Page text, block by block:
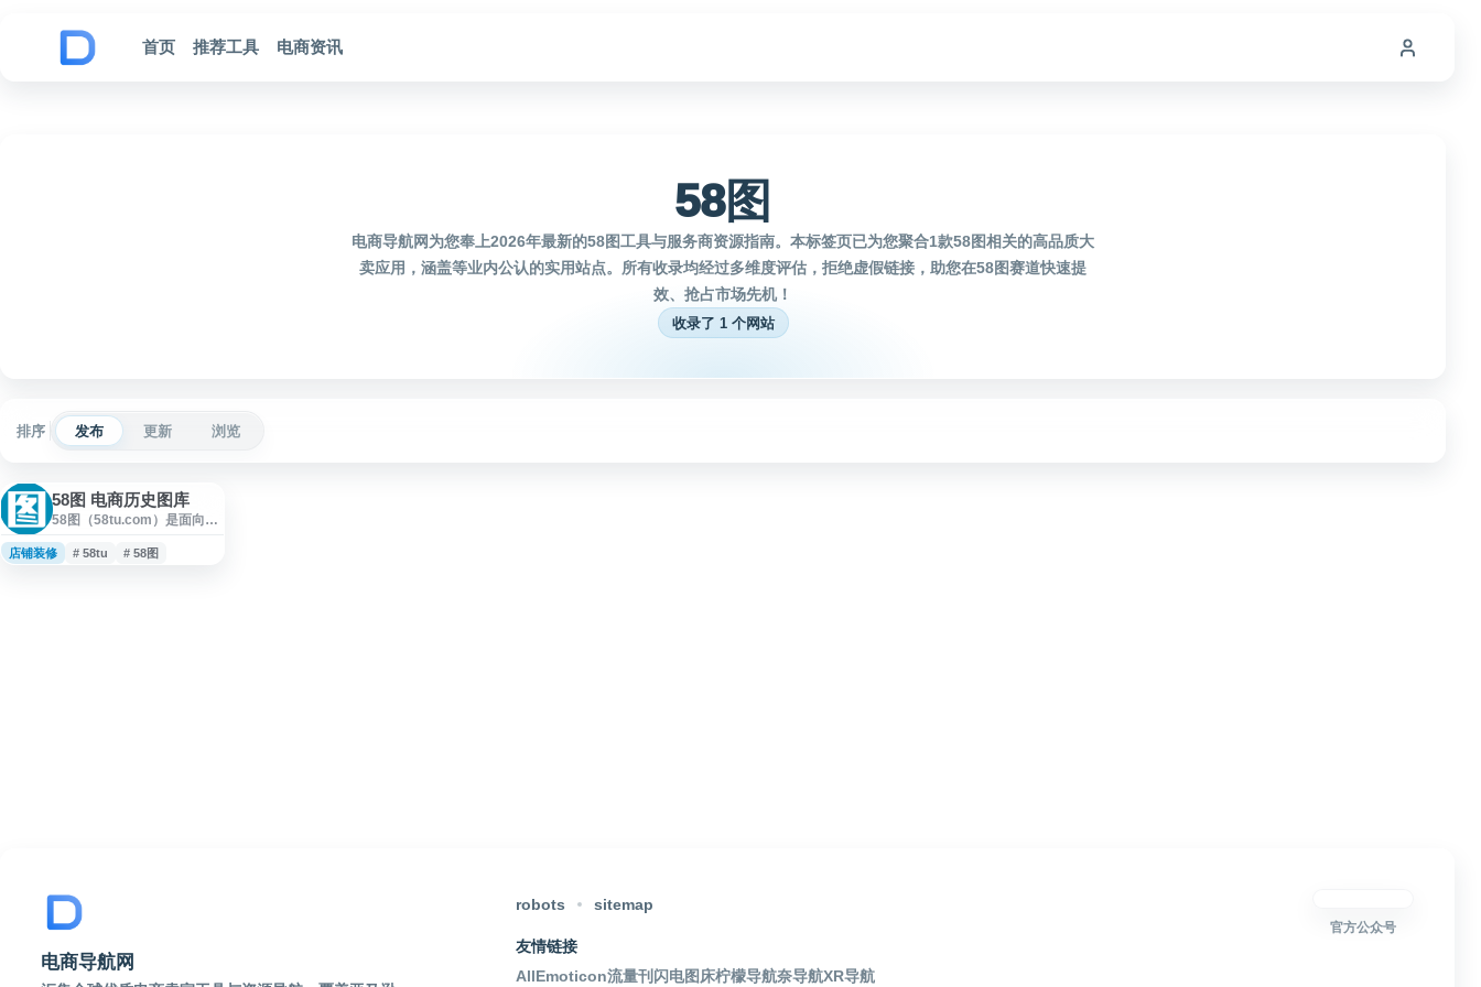
首页
推荐工具 电商资讯
58图
电商导航网为您奉上2026年最新的58图工具与服务商资源指南。本标签页已为您聚合1款58图相关的高品质大
卖应用，涵盖等业内公认的实用站点。所有收录均经过多维度评估，拒绝虚假链接，助您在58图赛道快速提
效、抢占市场先机！
收录了 1 个网站
排序 发布 更新 浏览
58图 电商历史图库
58图（58tu.com）是面向电
历史图库与案例参考平台，
提供店铺首页历史快照、专
店铺装修 # 58tu # 58图
电商导航网
robots sitemap
友情链接
AllEmoticon流量刊 闪电图床柠檬导航奈导航XR导航
官方公众号